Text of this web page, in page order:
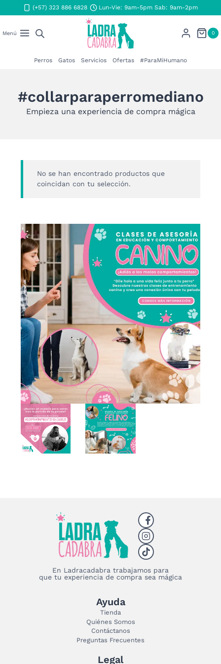
al
(+57) 323 886 6828 Lun-Vie: 9am-5pm Sab: 9am-2pm
Menú 0
Perros Gatos Servicios Ofertas #ParaMiHumano
#collarparaperromediano
Empieza una experiencia de compra mágica
No se han encontrado productos que
coincidan con tu selección.
En Ladracadabra trabajamos para
que tu experiencia de compra sea mágica
Ayuda
Tienda
Quiénes Somos
Contáctanos
Preguntas Frecuentes
Legal